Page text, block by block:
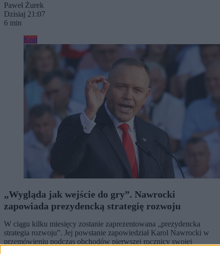
Paweł Żurek
Dzisiaj 21:07
6 min
Kraj
„Wygląda jak wejście do gry”. Nawrocki
zapowiada prezydencką strategię rozwoju
W ciągu kilku miesięcy zostanie zaprezentowana „prezydencka
strategia rozwoju”. Jej powstanie zapowiedział Karol Nawrocki w
przemówieniu podczas obchodów pierwszej rocznicy swojej